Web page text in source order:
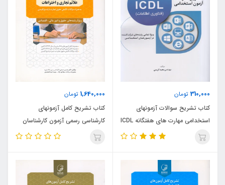
310,000 تومان
کتاب تشریح سوالات آزمونهای
استخدامی مهارت های هفتگانه ICDL
(نشر نوآور)
1,640,000 تومان
کتاب تشریح کامل آزمونهای
کارشناسی رسمی آزمون کارشناسان
رسمی دادگستری و قوه قضائیه رشته
اختراعات (نشر نوآور)